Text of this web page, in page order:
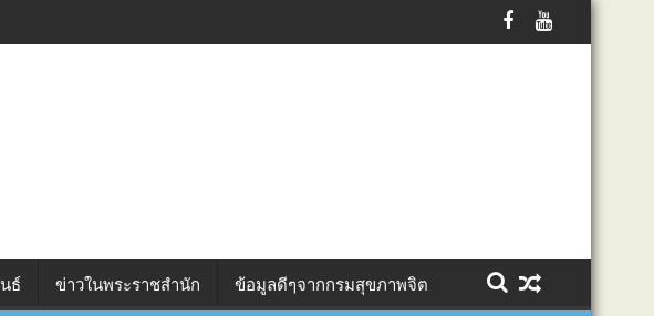
ครท่องเที่ยว มุ่งยกระดับแหล่งท่องเที่ยวเชิงวัฒนธรรมจังหวัดนครปฐมสู่การท่องเที่ยวคุณภาพอย่
ธ์ ข่าวในพระราชสำนัก ข้อมูลดีๆจากกรมสุขภาพจิต